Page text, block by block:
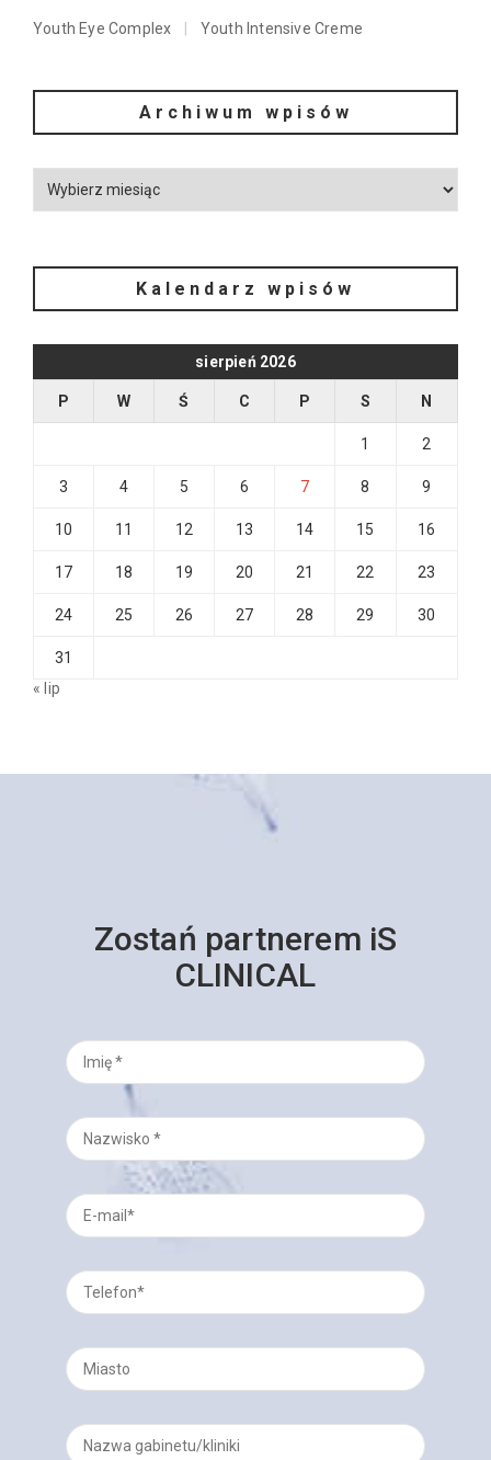
Youth Eye Complex Youth Intensive Creme
Archiwum wpisów
Kalendarz wpisów
sierpień 2026
P W Ś C P S N
1 2
3 4 5 6 7 8 9
10 11 12 13 14 15 16
17 18 19 20 21 22 23
24 25 26 27 28 29 30
31
« lip
Zostań partnerem iS
CLINICAL